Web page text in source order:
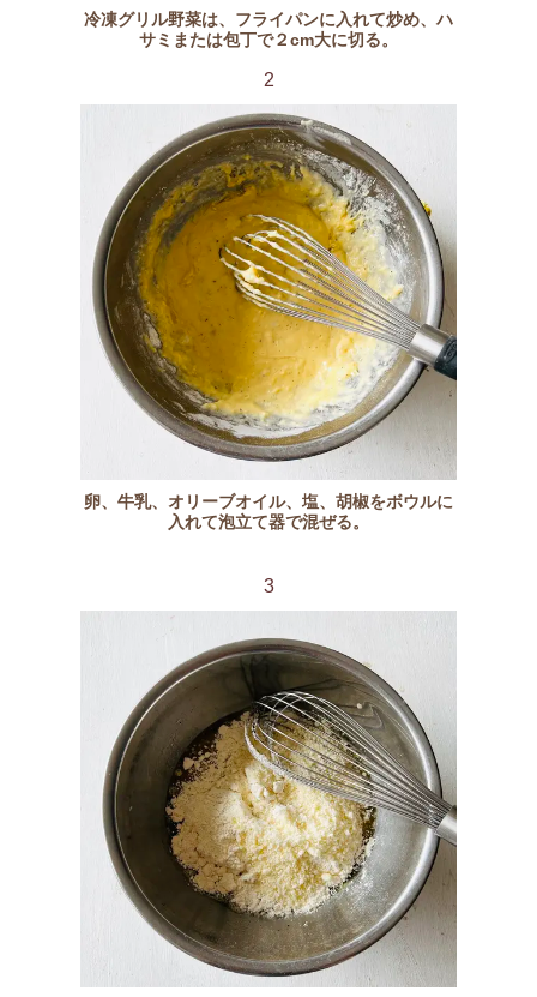
冷凍グリル野菜は、フライパンに入れて炒め、ハ
サミまたは包丁で２cm大に切る。
2
卵、牛乳、オリーブオイル、塩、胡椒をボウルに
入れて泡立て器で混ぜる。
3